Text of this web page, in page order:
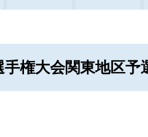
権大会関東地区予